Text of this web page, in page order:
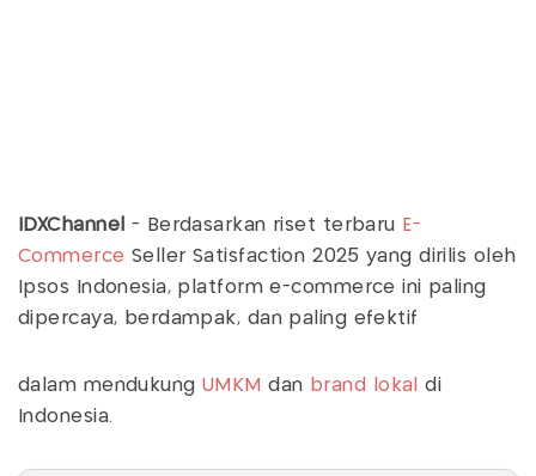
IDXChannel - Berdasarkan riset terbaru E-
Commerce Seller Satisfaction 2025 yang dirilis oleh
Ipsos Indonesia, platform e-commerce ini paling
dipercaya, berdampak, dan paling efektif
dalam mendukungUMKM dan brand lokal
di
Indonesia.